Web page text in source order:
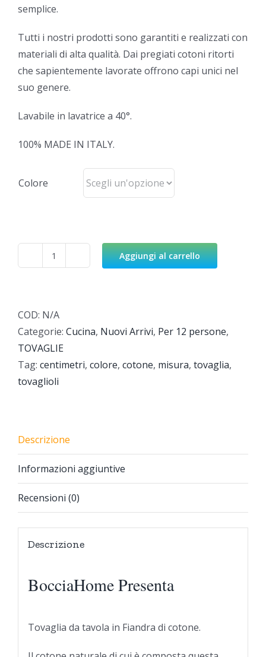
semplice.
Tutti i nostri prodotti sono garantiti e realizzati con
materiali di alta qualità. Dai pregiati cotoni ritorti
che sapientemente lavorate offrono capi unici nel
suo genere.
Lavabile in lavatrice a 40°.
100% MADE IN ITALY.
Colore
Tovaglia
Aggiungi al carrello
COD: N/A
Categorie: Cucina, Nuovi Arrivi, Per 12 persone,
TOVAGLIE
Tag: centimetri, colore, cotone, misura, tovaglia,
tovaglioli
Descrizione
Informazioni aggiuntive
Recensioni (0)
Descrizione
BocciaHome Presenta
Tovaglia da tavola in Fiandra di cotone.